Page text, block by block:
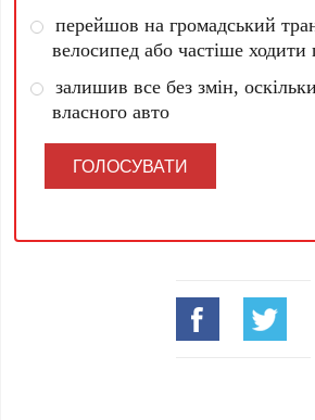
перейшов на громадський
велосипед або частіше ходити
залишив все без змін,
власного авто